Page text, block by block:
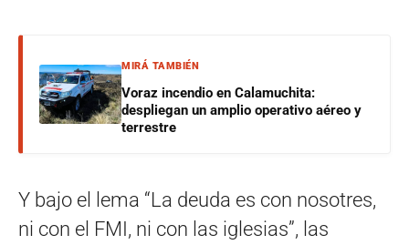
MIRÁ TAMBIÉN
Voraz incendio en Calamuchita:
despliegan un amplio operativo aéreo y
terrestre
Y bajo el lema “La deuda es con nosotres,
ni con el FMI, ni con las iglesias”, las